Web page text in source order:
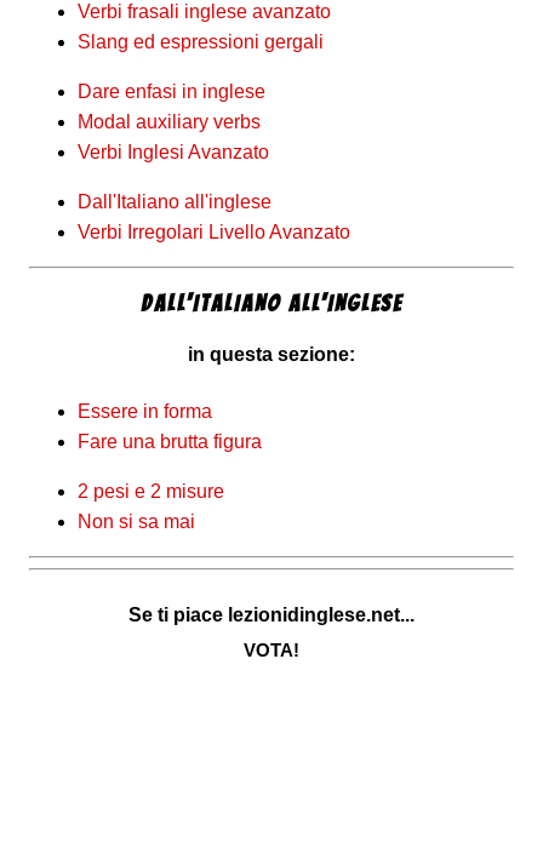
Verbi frasali inglese avanzato
Slang ed espressioni gergali
Dare enfasi in inglese
Modal auxiliary verbs
Verbi Inglesi Avanzato
Dall'Italiano all'inglese
Verbi Irregolari Livello Avanzato
DALL'ITALIANO ALL'INGLESE
in questa sezione:
Essere in forma
Fare una brutta figura
2 pesi e 2 misure
Non si sa mai
Se ti piace lezionidinglese.net...
VOTA!